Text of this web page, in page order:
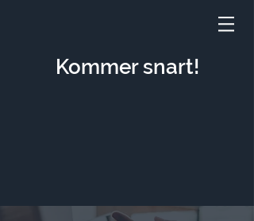
Kommer snart!